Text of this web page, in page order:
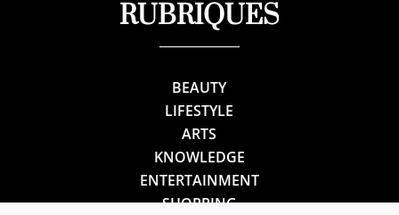
RUBRIQUES
BEAUTY
LIFESTYLE
ARTS
KNOWLEDGE
ENTERTAINMENT
SHOPPING